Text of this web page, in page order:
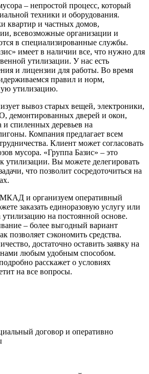
– непростой процесс, который
техники и оборудования.
квартир и частных домов,
всевозможные организации и
в специализированные службы.
имеет в наличии все, что нужно для
утилизации. У нас есть
и лицензии для работы. Во время
правил и норм,
утилизацию.
вывоз старых вещей, электроники,
демонтированных дверей и окон,
и спиленных деревьев на
Компания предлагает всем
Клиент может согласовать
мусора. «Группа Базис» – это
утилизации. Вы можете делегировать
что позволит сосредоточиться на
и организуем оперативный
заказать единоразовую услугу или
утилизацию на постоянной основе.
– более выгодный вариант
позволяет сэкономить средства.
достаточно оставить заявку на
нами любым удобным способом.
расскажет о условиях
на все вопросы.
договор и оперативно